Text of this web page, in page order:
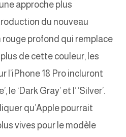
approche plus
du nouveau
rouge profond qui remplace
de cette couleur, les
l’iPhone 18 Pro incluront
‘Dark Gray’ et l’ ‘Silver’.
qu’Apple pourrait
vives pour le modèle